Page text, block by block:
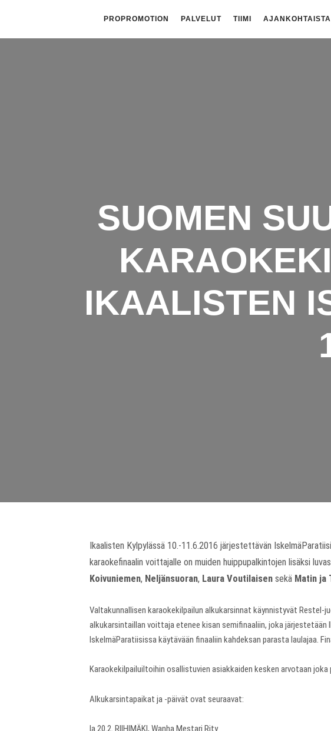
PROPROMOTION PALVELUT TIIMI AJANKOHTAISTA
SUOMEN
IKAALISTEN
Ikaalisten Kylpylässä 10.-11.6.2016 järjestettävän
karaokefinaalin voittajalle on muiden huippupalkintojen lisäksi
Koivuniemen, Neljänsuoran, Laura Voutilaisen sekä Matin ja
Valtakunnallisen karaokekilpailun alkukarsinnat käynnistyvät Restel-
alkukarsintaillan voittaja etenee kisan semifinaaliin, joka
IskelmäParatiisissa käytävään finaaliin kahdeksan parasta laulajaa.
Karaokekilpailuiltoihin osallistuvien asiakkaiden kesken arvotaan
Alkukarsintapaikat ja -päivät ovat seuraavat:
la 20.2. RIIHIMÄKI, Wanha Mestari Rity